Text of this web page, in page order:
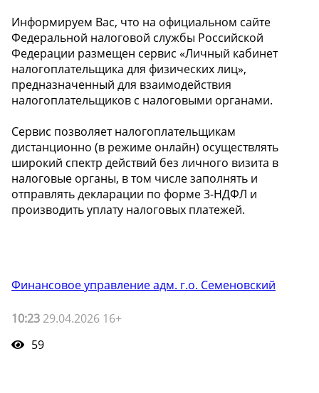
Информируем Вас, что на официальном сайте
Федеральной налоговой службы Российской
Федерации размещен сервис «Личный кабинет
налогоплательщика для физических лиц»,
предназначенный для взаимодействия
налогоплательщиков с налоговыми органами.
Сервис позволяет налогоплательщикам
дистанционно (в режиме онлайн) осуществлять
широкий спектр действий без личного визита в
налоговые органы, в том числе заполнять и
отправлять декларации по форме 3-НДФЛ и
производить уплату налоговых платежей.
Финансовое управление адм. г.о. Семеновский
10:23 29.04.2026 16+
59